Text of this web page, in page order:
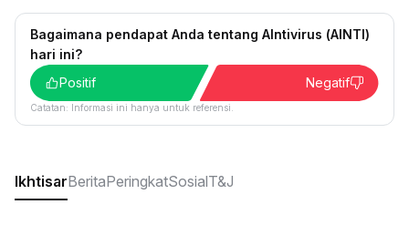
Bagaimana pendapat Anda tentang AIntivirus (AINTI)
hari ini?
Positif
Negatif
Catatan: Informasi ini hanya untuk referensi.
IkhtisarBeritaPeringkatSosialT&J